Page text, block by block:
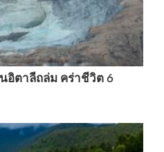
อิตาลีถล่ม คร่าชีวิต 6